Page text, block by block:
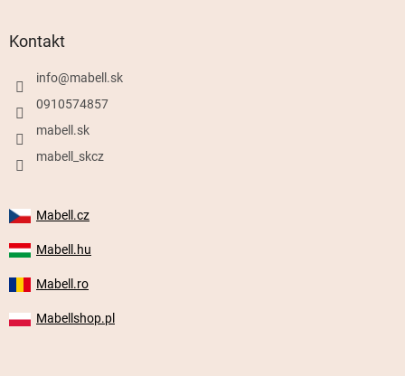
Kontakt
info@mabell.sk
0910574857
mabell.sk
mabell_skcz
Mabell.cz
Mabell.hu
Mabell.ro
Mabellshop.pl